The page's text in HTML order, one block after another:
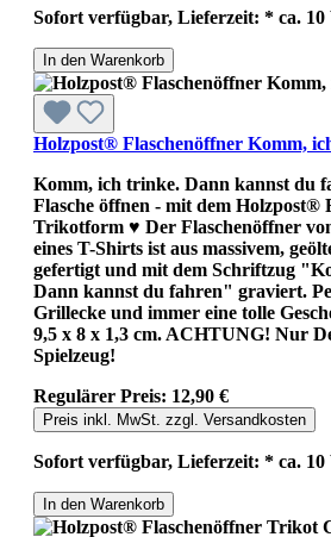
Sofort verfügbar, Lieferzeit: * ca. 10
In den Warenkorb
Holzpost® Flaschenöffner Komm,
Komm, ich trinke. Dann kannst du
Flasche öffnen - mit dem Holzpost®
Trikotform ♥ Der Flaschenöffner
eines T-Shirts ist aus massivem,
gefertigt und mit dem Schriftzug
Dann kannst du fahren" graviert.
Grillecke und immer eine tolle
9,5 x 8 x 1,3 cm. ACHTUNG! Nur
Spielzeug!
Regulärer Preis: 12,90 €
Preis inkl. MwSt. zzgl. Versandkosten
Sofort verfügbar, Lieferzeit: * ca. 10
In den Warenkorb